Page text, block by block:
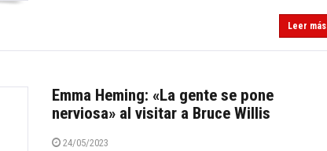
Leer más
Emma Heming: «La gente se pone
nerviosa» al visitar a Bruce Willis
24/05/2023